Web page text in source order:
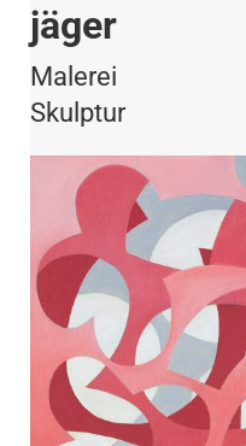
jäger
Malerei
Skulptur